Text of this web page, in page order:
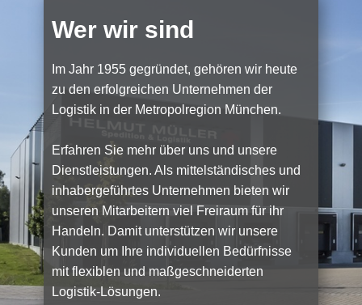
Wer wir sind
Im Jahr 1955 gegründet, gehören wir heute
zu den erfolgreichen Unternehmen der
Logistik in der Metropolregion München.
Erfahren Sie mehr über uns und unsere
Dienstleistungen. Als mittelständisches und
inhabergeführtes Unternehmen bieten wir
unseren Mitarbeitern viel Freiraum für ihr
Handeln. Damit unterstützen wir unsere
Kunden um Ihre individuellen Bedürfnisse
mit flexiblen und maßgeschneiderten
Logistik-Lösungen.